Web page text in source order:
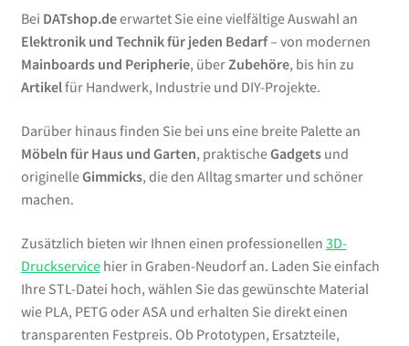
Bei DATshop.deerwartet Sie eine vielfältige Auswahl an
Elektronik und Technik für jeden Bedarf– von modernen
Mainboards und Peripherie, überZubehöre, bis hin zu
Artikelfür Handwerk, Industrie und DIY-Projekte.
Darüber hinaus finden Sie bei uns eine breite Palette an
Möbeln für Haus und Garten, praktischeGadgetsund
originelleGimmicks, die den Alltag smarter und schöner
machen.
Zusätzlich bieten wir Ihnen einen professionellen 3D-
Druckservicehier in Graben-Neudorf an. Laden Sie einfach
Ihre STL-Datei hoch, wählen Sie das gewünschte Material
wie PLA, PETG oder ASA und erhalten Sie direkt einen
transparenten Festpreis. Ob Prototypen, Ersatzteile,